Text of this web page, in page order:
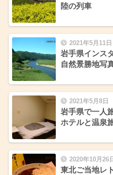
陸の列車
2021年5月11日
岩手県インス
自然景勝地写
2021年5月8日
岩手県で一人
ホテルと温泉
2020年10月26
東北ご当地レ